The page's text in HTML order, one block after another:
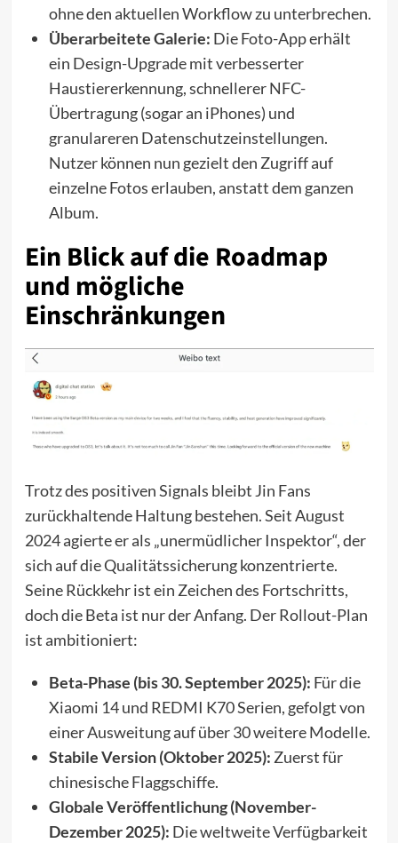
ohne den aktuellen Workflow zu unterbrechen.
Überarbeitete Galerie: Die Foto-App erhält
ein Design-Upgrade mit verbesserter
Haustiererkennung, schnellerer NFC-
Übertragung (sogar an iPhones) und
granulareren Datenschutzeinstellungen.
Nutzer können nun gezielt den Zugriff auf
einzelne Fotos erlauben, anstatt dem ganzen
Album.
Ein Blick auf die Roadmap
und mögliche
Einschränkungen
Trotz des positiven Signals bleibt Jin Fans
zurückhaltende Haltung bestehen. Seit August
2024 agierte er als „unermüdlicher Inspektor“, der
sich auf die Qualitätssicherung konzentrierte.
Seine Rückkehr ist ein Zeichen des Fortschritts,
doch die Beta ist nur der Anfang. Der Rollout-Plan
ist ambitioniert:
Beta-Phase (bis 30. September 2025): Für die
Xiaomi 14 und REDMI K70 Serien, gefolgt von
einer Ausweitung auf über 30 weitere Modelle.
Stabile Version (Oktober 2025): Zuerst für
chinesische Flaggschiffe.
Globale Veröffentlichung (November-
Dezember 2025): Die weltweite Verfügbarkeit